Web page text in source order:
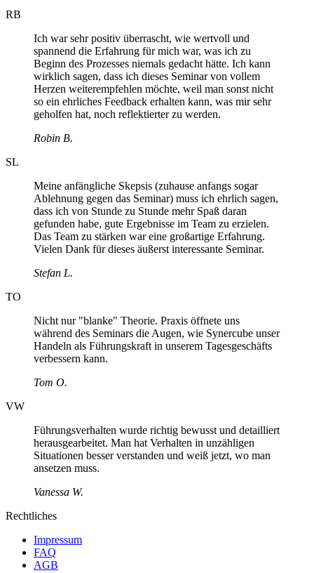
RB
Ich war sehr positiv überrascht, wie wertvoll und
spannend die Erfahrung für mich war, was ich zu
Beginn des Prozesses niemals gedacht hätte. Ich kann
wirklich sagen, dass ich dieses Seminar von vollem
Herzen weiterempfehlen möchte, weil man sonst nicht
so ein ehrliches Feedback erhalten kann, was mir sehr
geholfen hat, noch reflektierter zu werden.
Robin B.
SL
Meine anfängliche Skepsis (zuhause anfangs sogar
Ablehnung gegen das Seminar) muss ich ehrlich sagen,
dass ich von Stunde zu Stunde mehr Spaß daran
gefunden habe, gute Ergebnisse im Team zu erzielen.
Das Team zu stärken war eine großartige Erfahrung.
Vielen Dank für dieses äußerst interessante Seminar.
Stefan L.
TO
Nicht nur "blanke" Theorie. Praxis öffnete uns
während des Seminars die Augen, wie Synercube unser
Handeln als Führungskraft in unserem Tagesgeschäfts
verbessern kann.
Tom O.
VW
Führungsverhalten wurde richtig bewusst und detailliert
herausgearbeitet. Man hat Verhalten in unzähligen
Situationen besser verstanden und weiß jetzt, wo man
ansetzen muss.
Vanessa W.
Rechtliches
Impressum
FAQ
AGB